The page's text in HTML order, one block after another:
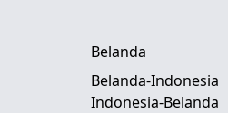
Belanda
Belanda-Indonesia
Indonesia-Belanda